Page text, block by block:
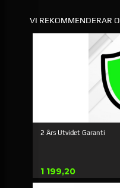
VI REKOMMENDERAR
2 Års Utvidet Garanti
Pris
1 199,20